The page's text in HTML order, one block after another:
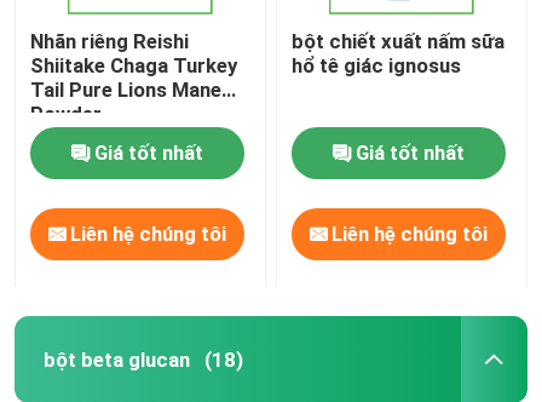
Nhãn riêng Reishi
Shiitake Chaga Turkey
Tail Pure Lions Mane
Powder
Giá tốt nhất
Liên hệ chúng tôi
bột chiết xuất nấm sữa
hổ tê giác ignosus
Giá tốt nhất
Liên hệ chúng tôi
bột beta glucan (18)